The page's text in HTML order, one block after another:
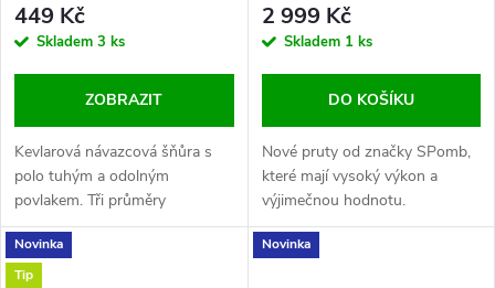
449 Kč
Skladem 3 ks
ZOBRAZIT
Kevlarová návazcová šňůra s
polo tuhým a odolným
povlakem. Tři průměry
2 999 Kč
Skladem 1 ks
DO KOŠÍKU
Nové pruty od značky SPomb,
které mají vysoký výkon a
výjimečnou hodnotu.
Novinka
Tip
Novinka